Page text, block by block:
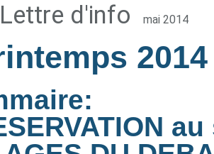
d'info mai 2014
2014